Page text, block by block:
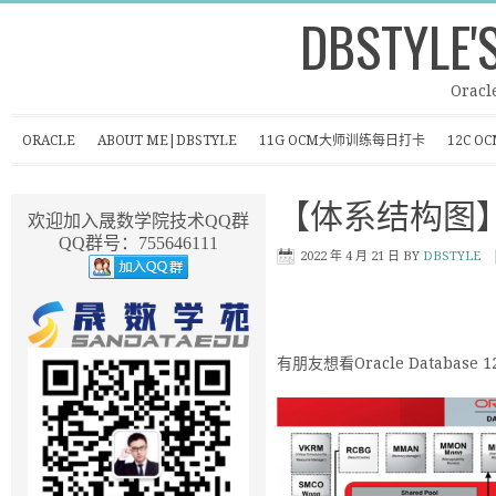
ORACLE ABOUT ME|DBSTYLE 11G OCM大师训练每日打卡 12C
【体系结构图
2022 年 4 月 21 日 BY DBSTYLE
有朋友想看Oracle Database
欢迎加入晟数学院技术QQ群
QQ群号：755646111